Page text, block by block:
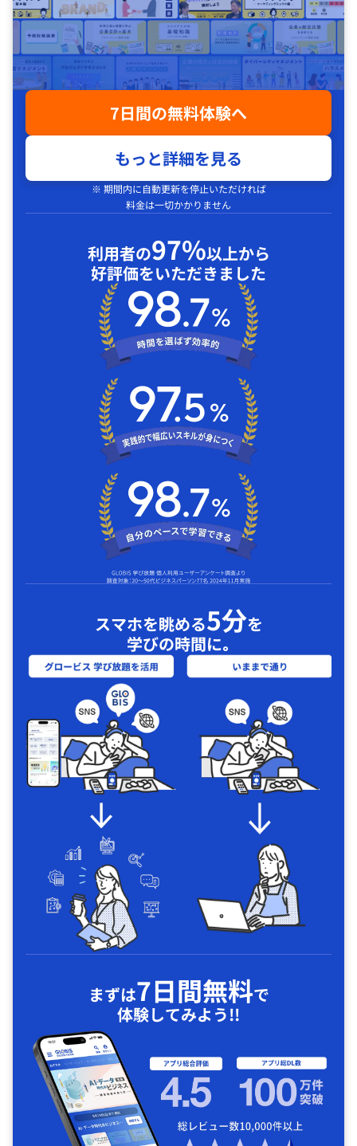
7日間の無料体験へ
もっと詳細を見る
※ 期間内に自動更新を停止いただければ
料金は一切かかりません
利用者の97%以上から
好評価をいただきました
スマホを眺める5分を
学びの時間に｡
まずは7日間無料で
体験してみよう!!